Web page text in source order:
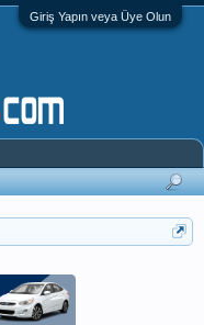
Giriş Yapın veya Üye Olun